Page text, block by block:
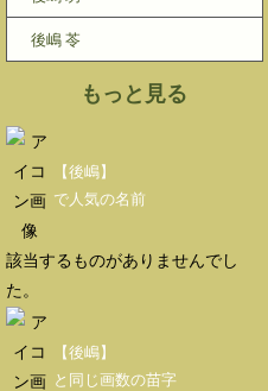
後嶋 苓
もっと見る
【後嶋】
で人気の名前
該当するものがありませんでし
た。
【後嶋】
と同じ画数の苗字